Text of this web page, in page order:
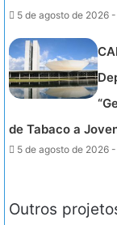
5 de agosto de 2026
de Tabaco a
5 de agosto de 2026
Outros